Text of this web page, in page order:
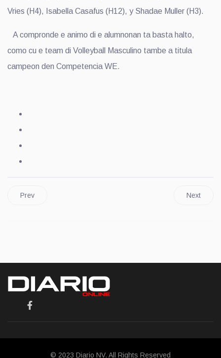
Vries (H4), Isabella Casafus (H12), y Shadae Muller (H3).
A compronde e animo di e alumnonan ta basta halto,
como cu e team di Volleyball Masculino tambe a titula
campeon den Competencia WE.
Prev Next
© 2023 Diario NV. All Rights Reserved